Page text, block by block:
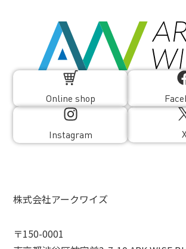
Online shop
Instagram
株式会社アークワイズ
〒150-0001